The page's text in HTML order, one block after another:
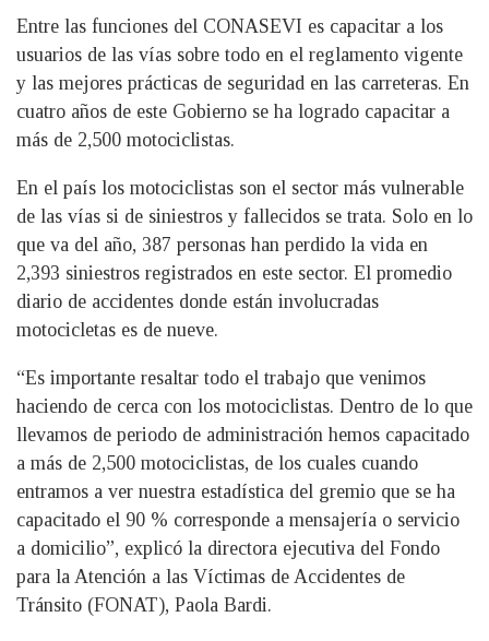
Entre las funciones del CONASEVI es capacitar a los
usuarios de las vías sobre todo en el reglamento vigente
y las mejores prácticas de seguridad en las carreteras. En
cuatro años de este Gobierno se ha logrado capacitar a
más de 2,500 motociclistas.
En el país los motociclistas son el sector más vulnerable
de las vías si de siniestros y fallecidos se trata. Solo en lo
que va del año, 387 personas han perdido la vida en
2,393 siniestros registrados en este sector. El promedio
diario de accidentes donde están involucradas
motocicletas es de nueve.
“Es importante resaltar todo el trabajo que venimos
haciendo de cerca con los motociclistas. Dentro de lo que
llevamos de periodo de administración hemos capacitado
a más de 2,500 motociclistas, de los cuales cuando
entramos a ver nuestra estadística del gremio que se ha
capacitado el 90 % corresponde a mensajería o servicio
a domicilio”, explicó la directora ejecutiva del Fondo
para la Atención a las Víctimas de Accidentes de
Tránsito (FONAT), Paola Bardi.